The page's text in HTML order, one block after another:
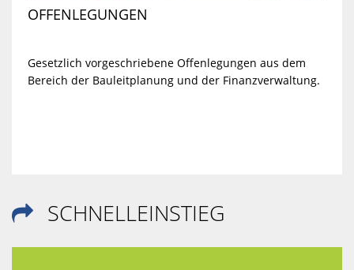
OFFENLEGUNGEN
Gesetzlich vorgeschriebene Offenlegungen aus dem
Bereich der Bauleitplanung und der Finanzverwaltung.
 SCHNELLEINSTIEG